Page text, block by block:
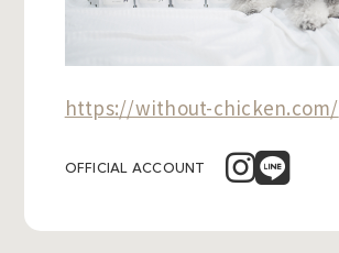
https://without-chicken.com/
OFFICIAL ACCOUNT